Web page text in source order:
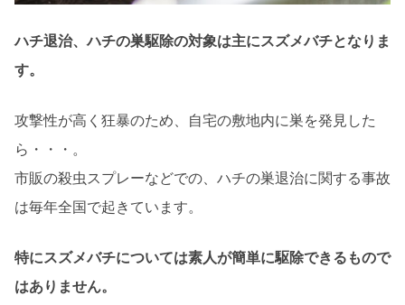
ハチ退治、ハチの巣駆除の対象は主にスズメバチとなりま
す。
攻撃性が高く狂暴のため、自宅の敷地内に巣を発見した
ら・・・。
市販の殺虫スプレーなどでの、ハチの巣退治に関する事故
は毎年全国で起きています。
特にスズメバチについては素人が簡単に駆除できるもので
はありません。